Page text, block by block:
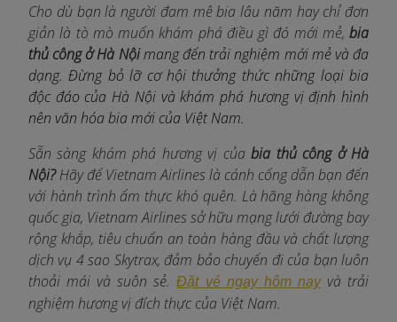
Cho dù bạn là người đam mê bia lâu năm hay chỉ đơn
giản là tò mò muốn khám phá điều gì đó mới mẻ, bia
thủ công ở Hà Nộimang đến trải nghiệm mới mẻ và đa
dạng. Đừng bỏ lỡ cơ hội thưởng thức những loại bia
độc đáo của Hà Nội và khám phá hương vị định hình
nên văn hóa bia mới của Việt Nam.
Sẵn sàng khám phá hương vị củabia thủ công ở Hà
Nội?Hãy để Vietnam Airlines là cánh cổng dẫn bạn đến
với hành trình ẩm thực khó quên. Là hãng hàng không
quốc gia, Vietnam Airlines sở hữu mạng lưới đường bay
rộng khắp, tiêu chuẩn an toàn hàng đầu và chất lượng
dịch vụ 4 sao Skytrax, đảm bảo chuyến đi của bạn luôn
thoải mái và suôn sẻ.Đặt vé ngay hôm nay và trải
nghiệm hương vị đích thực của Việt Nam.